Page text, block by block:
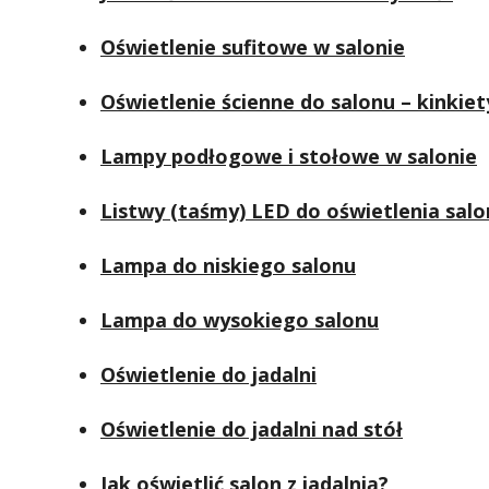
Oświetlenie sufitowe w salonie
Oświetlenie ścienne do salonu –
Lampy podłogowe i stołowe w salonie
Listwy (taśmy) LED do oświetlenia
Lampa do niskiego salonu
Lampa do wysokiego salonu
Oświetlenie do jadalni
Oświetlenie do jadalni nad stół
Jak oświetlić salon z jadalnią?